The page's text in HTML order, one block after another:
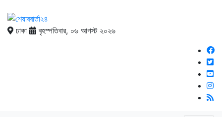
ঢাকা বৃহস্পতিবার, ০৬ আগস্ট ২০২৬